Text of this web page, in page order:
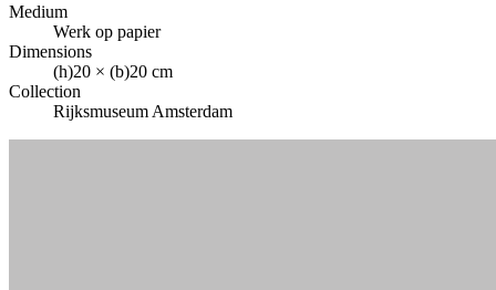
Medium
Werk op papier
Dimensions
(h)20 × (b)20 cm
Collection
Rijksmuseum Amsterdam